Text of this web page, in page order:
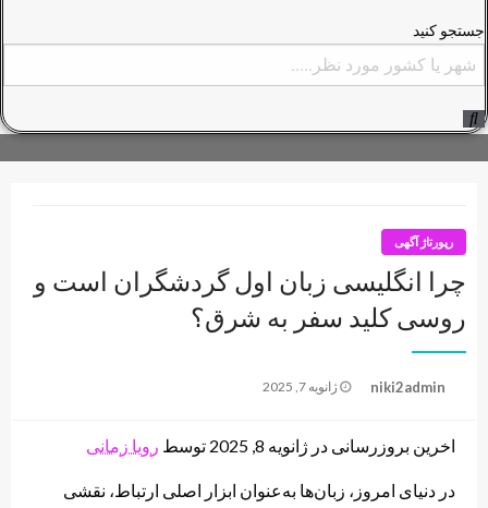
جستجو کنید
رپورتاژ آگهی
چرا انگلیسی زبان اول گردشگران است و
روسی کلید سفر به شرق؟
niki2admin
Posted
ژانویه 7, 2025
اخرین بروزرسانی در ژانویه 8, 2025 توسط رویا زمانی
در دنیای امروز، زبان‌ها به‌عنوان ابزار اصلی ارتباط، نقشی